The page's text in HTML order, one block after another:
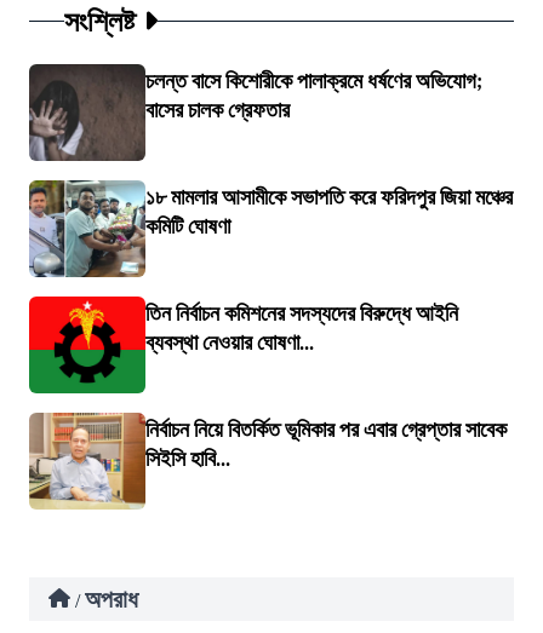
সংশ্লিষ্ট
চলন্ত বাসে কিশোরীকে পালাক্রমে ধর্ষণের অভিযোগ;
বাসের চালক গ্রেফতার
১৮ মামলার আসামীকে সভাপতি করে ফরিদপুর জিয়া মঞ্চের
কমিটি ঘোষণা
তিন নির্বাচন কমিশনের সদস্যদের বিরুদ্ধে আইনি
ব্যবস্থা নেওয়ার ঘোষণা...
নির্বাচন নিয়ে বিতর্কিত ভূমিকার পর এবার গ্রেপ্তার সাবেক
সিইসি হাবি...
/ অপরাধ